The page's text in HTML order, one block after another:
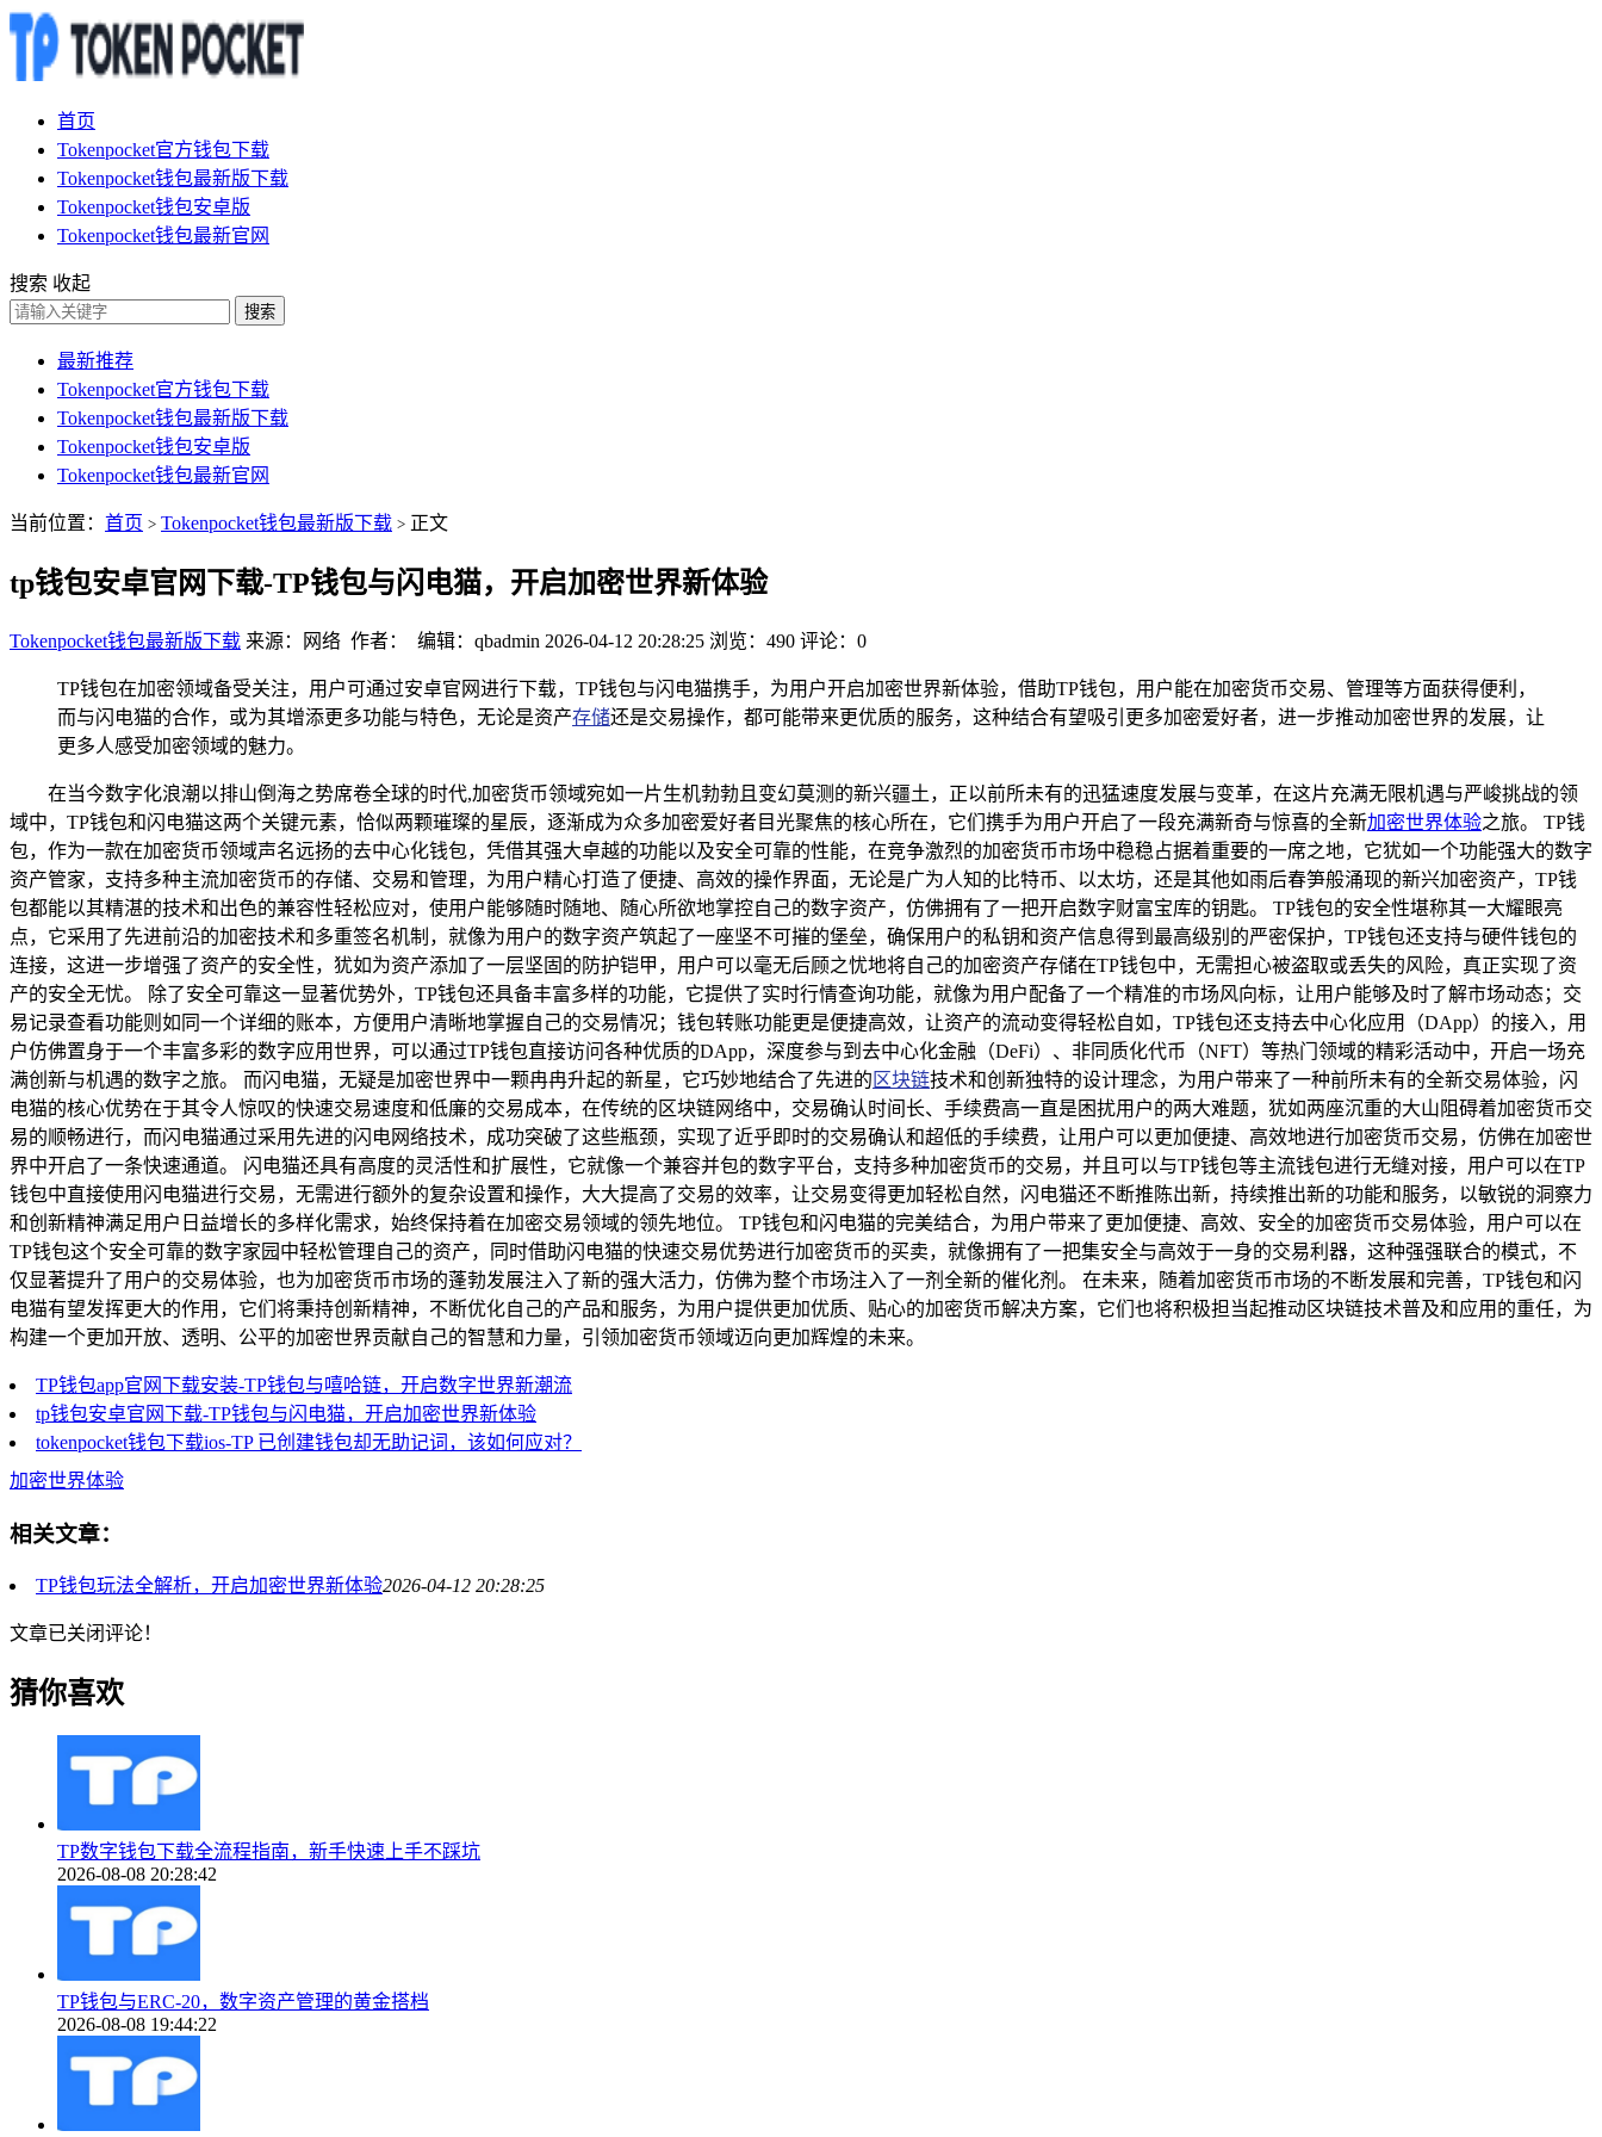
首页
Tokenpocket官方钱包下载
Tokenpocket钱包最新版下载
Tokenpocket钱包安卓版
Tokenpocket钱包最新官网
搜索 收起
搜索
最新推荐
Tokenpocket官方钱包下载
Tokenpocket钱包最新版下载
Tokenpocket钱包安卓版
Tokenpocket钱包最新官网
当前位置： 首页 > Tokenpocket钱包最新版下载 > 正文
tp钱包安卓官网下载-TP钱包与闪电猫，开启加密世界新体验
Tokenpocket钱包最新版下载 来源：网络 作者： 编辑：qbadmin 2026-04-12 20:28:25 浏览：490 评论：0
TP钱包在加密领域备受关注，用户可通过安卓官网进行下载，TP钱包与闪电猫携手，为用户开启加密世界新体验，借助TP钱包，用户能在加密货币交易、管理等方面获得便利，
而与闪电猫的合作，或为其增添更多功能与特色，无论是资产存储还是交易操作，都可能带来更优质的服务，这种结合有望吸引更多加密爱好者，进一步推动加密世界的发展，让
更多人感受加密领域的魅力。
在当今数字化浪潮以排山倒海之势席卷全球的时代,加密货币领域宛如一片生机勃勃且变幻莫测的新兴疆土，正以前所未有的迅猛速度发展与变革，在这片充满无限机遇与严峻挑战的领
域中，TP钱包和闪电猫这两个关键元素，恰似两颗璀璨的星辰，逐渐成为众多加密爱好者目光聚焦的核心所在，它们携手为用户开启了一段充满新奇与惊喜的全新加密世界体验之旅。 TP钱
包，作为一款在加密货币领域声名远扬的去中心化钱包，凭借其强大卓越的功能以及安全可靠的性能，在竞争激烈的加密货币市场中稳稳占据着重要的一席之地，它犹如一个功能强大的数字
资产管家，支持多种主流加密货币的存储、交易和管理，为用户精心打造了便捷、高效的操作界面，无论是广为人知的比特币、以太坊，还是其他如雨后春笋般涌现的新兴加密资产，TP钱
包都能以其精湛的技术和出色的兼容性轻松应对，使用户能够随时随地、随心所欲地掌控自己的数字资产，仿佛拥有了一把开启数字财富宝库的钥匙。 TP钱包的安全性堪称其一大耀眼亮
点，它采用了先进前沿的加密技术和多重签名机制，就像为用户的数字资产筑起了一座坚不可摧的堡垒，确保用户的私钥和资产信息得到最高级别的严密保护，TP钱包还支持与硬件钱包的
连接，这进一步增强了资产的安全性，犹如为资产添加了一层坚固的防护铠甲，用户可以毫无后顾之忧地将自己的加密资产存储在TP钱包中，无需担心被盗取或丢失的风险，真正实现了资
产的安全无忧。 除了安全可靠这一显著优势外，TP钱包还具备丰富多样的功能，它提供了实时行情查询功能，就像为用户配备了一个精准的市场风向标，让用户能够及时了解市场动态；交
易记录查看功能则如同一个详细的账本，方便用户清晰地掌握自己的交易情况；钱包转账功能更是便捷高效，让资产的流动变得轻松自如，TP钱包还支持去中心化应用（DApp）的接入，用
户仿佛置身于一个丰富多彩的数字应用世界，可以通过TP钱包直接访问各种优质的DApp，深度参与到去中心化金融（DeFi）、非同质化代币（NFT）等热门领域的精彩活动中，开启一场充
满创新与机遇的数字之旅。 而闪电猫，无疑是加密世界中一颗冉冉升起的新星，它巧妙地结合了先进的 区块链技术和创新独特的设计理念，为用户带来了一种前所未有的全新交易体验，闪
电猫的核心优势在于其令人惊叹的快速交易速度和低廉的交易成本，在传统的区块链网络中，交易确认时间长、手续费高一直是困扰用户的两大难题，犹如两座沉重的大山阻碍着加密货币交
易的顺畅进行，而闪电猫通过采用先进的闪电网络技术，成功突破了这些瓶颈，实现了近乎即时的交易确认和超低的手续费，让用户可以更加便捷、高效地进行加密货币交易，仿佛在加密世
界中开启了一条快速通道。 闪电猫还具有高度的灵活性和扩展性，它就像一个兼容并包的数字平台，支持多种加密货币的交易，并且可以与TP钱包等主流钱包进行无缝对接，用户可以在TP
钱包中直接使用闪电猫进行交易，无需进行额外的复杂设置和操作，大大提高了交易的效率，让交易变得更加轻松自然，闪电猫还不断推陈出新，持续推出新的功能和服务，以敏锐的洞察力
和创新精神满足用户日益增长的多样化需求，始终保持着在加密交易领域的领先地位。 TP钱包和闪电猫的完美结合，为用户带来了更加便捷、高效、安全的加密货币交易体验，用户可以在
TP钱包这个安全可靠的数字家园中轻松管理自己的资产，同时借助闪电猫的快速交易优势进行加密货币的买卖，就像拥有了一把集安全与高效于一身的交易利器，这种强强联合的模式，不
仅显著提升了用户的交易体验，也为加密货币市场的蓬勃发展注入了新的强大活力，仿佛为整个市场注入了一剂全新的催化剂。 在未来，随着加密货币市场的不断发展和完善，TP钱包和闪
电猫有望发挥更大的作用，它们将秉持创新精神，不断优化自己的产品和服务，为用户提供更加优质、贴心的加密货币解决方案，它们也将积极担当起推动区块链技术普及和应用的重任，为
构建一个更加开放、透明、公平的加密世界贡献自己的智慧和力量，引领加密货币领域迈向更加辉煌的未来。
TP钱包app官网下载安装-TP钱包与嘻哈链，开启数字世界新潮流
tp钱包安卓官网下载-TP钱包与闪电猫，开启加密世界新体验
tokenpocket钱包下载ios-TP 已创建钱包却无助记词，该如何应对？
加密世界体验
相关文章：
TP钱包玩法全解析，开启加密世界新体验2026-04-12 20:28:25
文章已关闭评论！
猜你喜欢
TP数字钱包下载全流程指南，新手快速上手不踩坑
2026-08-08 20:28:42
TP钱包与ERC-20，数字资产管理的黄金搭档
2026-08-08 19:44:22